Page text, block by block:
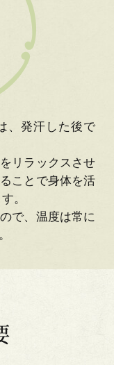
、発汗した後で
リラックスさせ
ことで身体を活
。
で、温度は常に